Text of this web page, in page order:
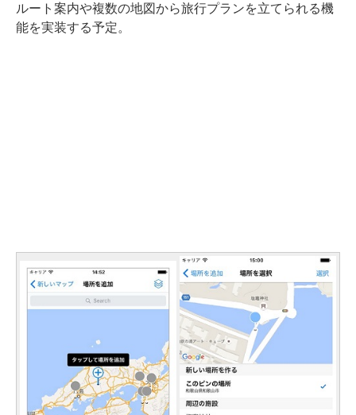
ルート案内や複数の地図から旅行プランを立てられる機
能を実装する予定。